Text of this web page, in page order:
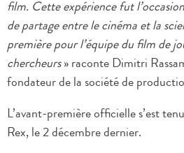
film. Cette expérience fut
de partage entre le cinéma et la
première pour l’équipe du film de
chercheurs» raconte Dimitri
fondateur de la société de
L’avant-première officielle s’est
Rex, le 2 décembre dernier.